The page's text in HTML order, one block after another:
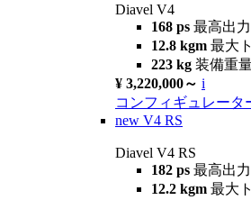
Diavel V4
168 ps 最高出力
12.8 kgm 最大
223 kg 装備重
¥ 3,220,000～ i
コンフィギュレータ
new V4 RS
Diavel V4 RS
182 ps 最高出力
12.2 kgm 最大